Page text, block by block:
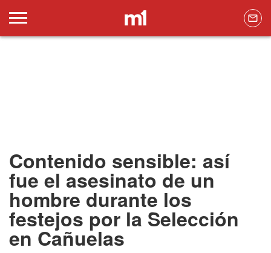
Contenido sensible: así
fue el asesinato de un
hombre durante los
festejos por la Selección
en Cañuelas